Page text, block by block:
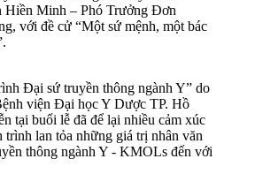
Hiền Minh – Phó Trưởng Đơn
với đề cử “Một sứ mệnh, một bác
Đại sứ truyền thông ngành Y” do
viện Đại học Y Dược TP. Hồ
tại buổi lễ đã để lại nhiều cảm xúc
trình lan tỏa những giá trị nhân văn
thông ngành Y - KMOLs đến với